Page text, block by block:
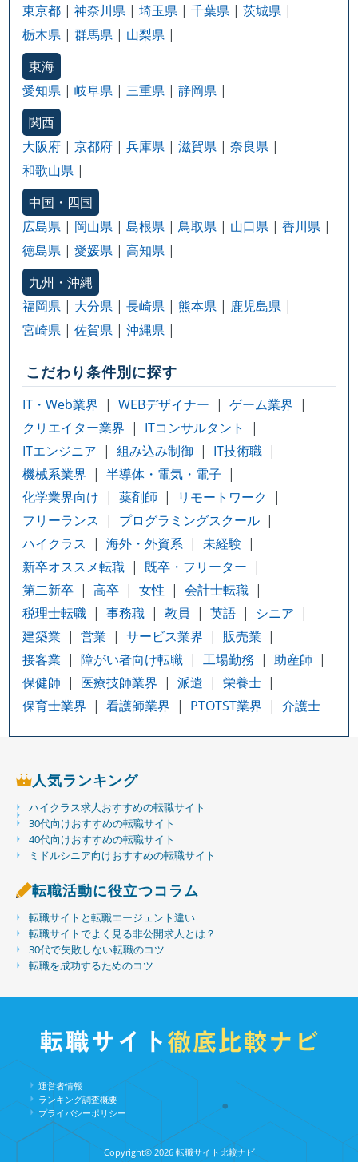
東京都
神奈川県 埼玉県 千葉県
茨城県
栃木県
群馬県
山梨県
東海
愛知県
岐阜県 三重県
静岡県
関西
大阪府
京都府 兵庫県 滋賀県
奈良県
和歌山県
中国・四国
広島県
岡山県 島根県 鳥取県 山口県
香川県
徳島県
愛媛県
高知県
九州・沖縄
福岡県
大分県 長崎県 熊本県
鹿児島県
宮崎県
佐賀県 沖縄県
こだわり条件別に探す
IT・Web業界 WEBデザイナー
ゲーム業界
クリエイター業界
ITコンサルタント
ITエンジニア
組み込み制御
IT技術職
機械系業界
半導体・電気・電子
化学業界向け
薬剤師
リモートワーク
フリーランス
プログラミングスクール
ハイクラス
海外・外資系
未経験
新卒オススメ転職
既卒・フリーター
第二新卒
高卒 女性
会計士転職
税理士転職
事務職 教員 英語
シニア
建築業
営業 サービス業界
販売業
接客業
障がい者向け転職 工場勤務
助産師
保健師
医療技師業界 派遣
栄養士
保育士業界
看護師業界 PTOTST業界 介護士
人気ランキング
ハイクラス求人おすすめの転職サイト
30代向けおすすめの転職サイト
40代向けおすすめの転職サイト
ミドルシニア向けおすすめの転職サイト
転職活動に役立つコラム
転職サイトと転職エージェント違い
転職サイトでよく見る非公開求人とは？
30代で失敗しない転職のコツ
転職を成功するためのコツ
運営者情報
ランキング調査概要
プライバシーポリシー
Copyright©︎ 2026 転職サイト比較ナビ